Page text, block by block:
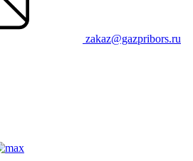
zakaz@gazpribors.ru